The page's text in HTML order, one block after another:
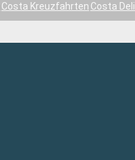
Costa Kreuzfahrten Costa